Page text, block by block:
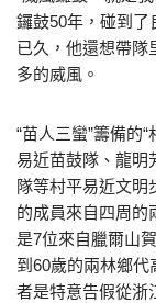
鑼鼓50年，碰到了
已久，他還想帶隊
多的威風。
“苗人三蠻”籌備的
易近苗鼓隊、龍明
隊等村平易近文明
的成員來自四周的
是7位來自臘爾山
到60歲的兩林鄉
者是特意告假從